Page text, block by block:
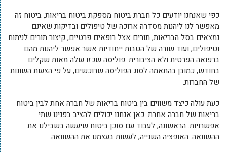
כפי שאנחנו יודעים כל חברת ביטוח מספקת ביטוח בריאות, ביטוח זה
מאפשר לנו ליהנות מסדרה ארוכה של טיפולים ובדיקות שאינם
נמצאים בסל הבריאות, תורים אצל רופאים פרטיים, קיצור תורים לניתוח
וטיפולים, ועוד שורה של הטבות ייחודיות אשר אפשר ליהנות מהם
ברפואה הפרטית ולא הציבורית. פוליסה שכזו עולה מאות שקלים
בחודש, כמובן בהתאמה לסוג הפוליסה שרוכשים, על פי הצעות השונות
של החברות.
כעת עולה כיצד משווים בין ביטוח בריאות של חברה אחת לבין ביטוח
בריאות של חברה אחרת. כאן אנחנו יכולים להציב בפנינו שתי
אפשרויות. הראשונה, לעבוד עם סוכן ביטוח שיעשה בשבילנו את
ההשוואה. האופציה השנייה, לעשות בעצמנו את ההשוואה.